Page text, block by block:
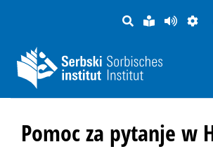
SUCHELEICHTE
SPRACHE
SEITE
Pomoc za pytanje w